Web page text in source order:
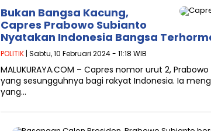
Bukan Bangsa Kacung,
Capres Prabowo Subianto
Nyatakan Indonesia Bangsa
POLITIK | Sabtu, 10 Februari 2024 - 11:18 WIB
MALUKURAYA.COM – Capres nomor urut 2,
yang sesungguhnya bagi rakyat Indonesia. Ia
yang…